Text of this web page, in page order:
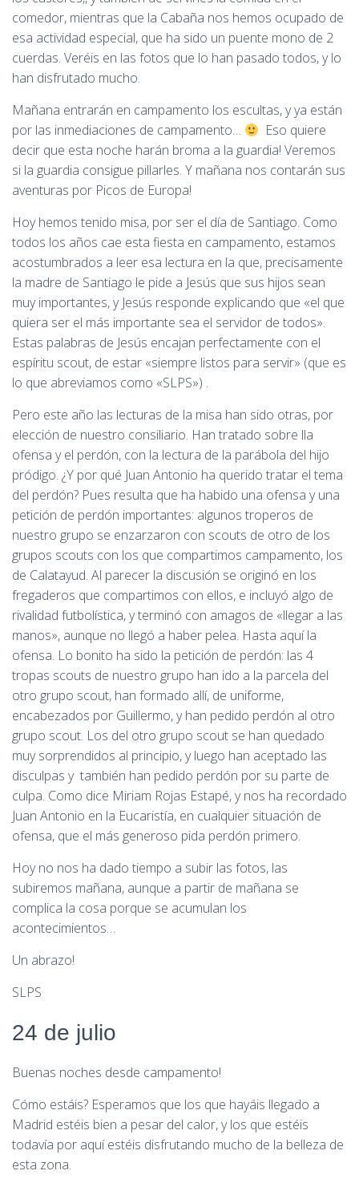
comedor, mientras que la Cabaña nos hemos ocupado de
esa actividad especial, que ha sido un puente mono de 2
cuerdas. Veréis en las fotos que lo han pasado todos, y lo
han disfrutado mucho.
Mañana entrarán en campamento los escultas, y ya están
por las inmediaciones de campamento…
Eso quiere
decir que esta noche harán broma a la guardia! Veremos
si la guardia consigue pillarles. Y mañana nos contarán sus
aventuras por Picos de Europa!
Hoy hemos tenido misa, por ser el día de Santiago. Como
todos los años cae esta fiesta en campamento, estamos
acostumbrados a leer esa lectura en la que, precisamente
la madre de Santiago le pide a Jesús que sus hijos sean
muy importantes, y Jesús responde explicando que «el que
quiera ser el más importante sea el servidor de todos».
Estas palabras de Jesús encajan perfectamente con el
espíritu scout, de estar «siempre listos para servir» (que es
lo que abreviamos como «SLPS») .
Pero este año las lecturas de la misa han sido otras, por
elección de nuestro consiliario. Han tratado sobre lla
ofensa y el perdón, con la lectura de la parábola del hijo
pródigo. ¿Y por qué Juan Antonio ha querido tratar el tema
del perdón? Pues resulta que ha habido una ofensa y una
petición de perdón importantes: algunos troperos de
nuestro grupo se enzarzaron con scouts de otro de los
grupos scouts con los que compartimos campamento, los
de Calatayud. Al parecer la discusión se originó en los
fregaderos que compartimos con ellos, e incluyó algo de
rivalidad futbolística, y terminó con amagos de «llegar a las
manos», aunque no llegó a haber pelea. Hasta aquí la
ofensa. Lo bonito ha sido la petición de perdón: las 4
tropas scouts de nuestro grupo han ido a la parcela del
otro grupo scout, han formado allí, de uniforme,
encabezados por Guillermo, y han pedido perdón al otro
grupo scout. Los del otro grupo scout se han quedado
muy sorprendidos al principio, y luego han aceptado las
disculpas y también han pedido perdón por su parte de
culpa. Como dice Miriam Rojas Estapé, y nos ha recordado
Juan Antonio en la Eucaristía, en cualquier situación de
ofensa, que el más generoso pida perdón primero.
Hoy no nos ha dado tiempo a subir las fotos, las
subiremos mañana, aunque a partir de mañana se
complica la cosa porque se acumulan los
acontecimientos…
Un abrazo!
SLPS
24 de julio
Buenas noches desde campamento!
Cómo estáis? Esperamos que los que hayáis llegado a
Madrid estéis bien a pesar del calor, y los que estéis
todavía por aquí estéis disfrutando mucho de la belleza de
esta zona.